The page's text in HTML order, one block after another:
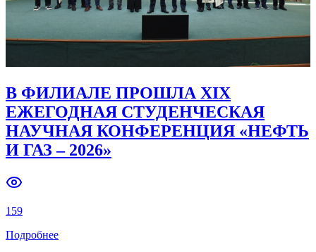
В ФИЛИАЛЕ ПРОШЛА XIX
ЕЖЕГОДНАЯ СТУДЕНЧЕСКАЯ
НАУЧНАЯ КОНФЕРЕНЦИЯ «НЕФТЬ
И ГАЗ – 2026»
159
Подробнее